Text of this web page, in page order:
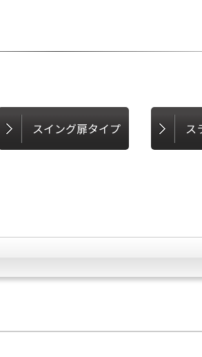
スイング扉タイプ ス